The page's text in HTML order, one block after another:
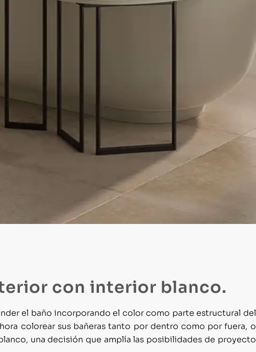
con interior blanco.
el baño incorporando el color como parte estructural del
colorear sus bañeras tanto por dentro como por fuera, o
una decisión que amplía las posibilidades de proyecto